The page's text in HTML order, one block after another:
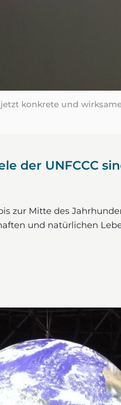
jetzt konkrete und
der UNFCCC
zur Mitte des
und natürlichen